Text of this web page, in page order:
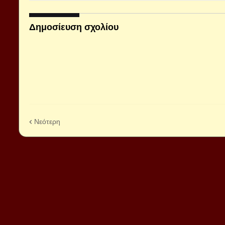
Δημοσίευση σχολίου
Νεότερη